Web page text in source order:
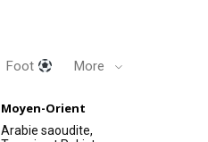
Foot More
Moyen-Orient
Arabie saoudite,